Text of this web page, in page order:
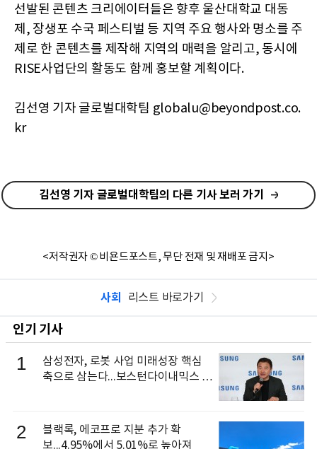
선발된 콘텐츠 크리에이터들은 향후 울산대학교 대동
제, 장생포 수국 페스티벌 등 지역 주요 행사와 명소를 주
제로 한 콘텐츠를 제작해 지역의 매력을 알리고, 동시에
RISE사업단의 활동도 함께 홍보할 계획이다.
김선영 기자 글로벌대학팀 globalu@beyondpost.co.
kr
김선영 기자 글로벌대학팀의 다른 기사 보러 가기
<저작권자 © 비욘드포스트, 무단 전재 및 재배포 금지>
사회 리스트 바로가기
인기 기사
1
삼성전자, 로봇 사업 미래성장 핵심
축으로 삼는다...보스턴다이내믹스 출
2
블랙록, 에코프로 지분 추가 확
보...4.95%에서 5.01%로 높아져